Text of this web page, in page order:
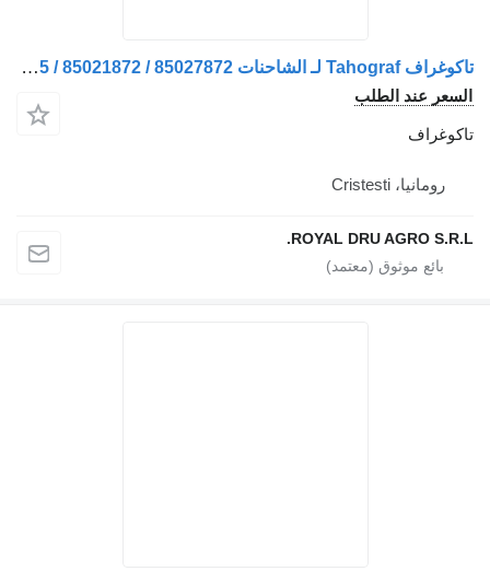
تاكوغراف Tahograf لـ الشاحنات Volvo 23081611 / 23817905 / 85021872 / 85027872
عند الطلب
رومانيا، Cristesti
ROYAL DRU AGRO